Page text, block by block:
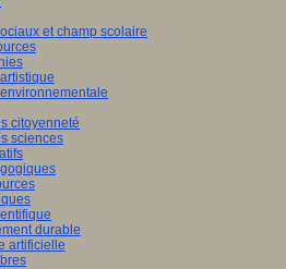
et champ scolaire
citoyenneté
sciences
durable
artificielle